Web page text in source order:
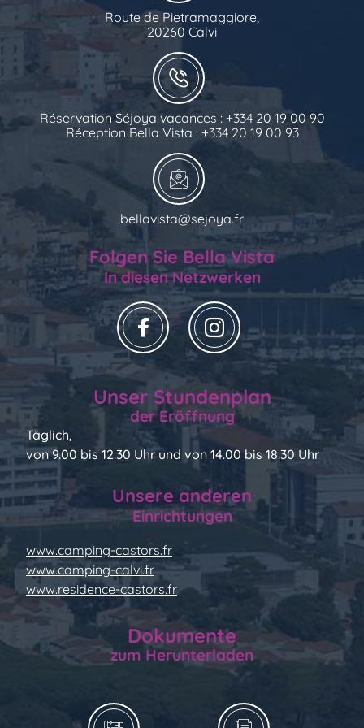
Route de Pietramaggiore,
20260 Calvi
Réservation Séjoya vacances : +334 20 19 00 90
Réception Bella Vista : +334 20 19 00 93
bellavista@sejoya.fr
Folgen Sie Bella Vista
In diesen Netzwerken
Unser Stundenplan
der Eröffnung
Täglich,
von 9.00 bis 12.30 Uhr und von 14.00 bis 18.30 Uhr
Unsere anderen
Einrichtungen
www.camping-castors.fr
www.camping-calvi.fr
www.residence-castors.fr
Dokumente
zum Herunterladen